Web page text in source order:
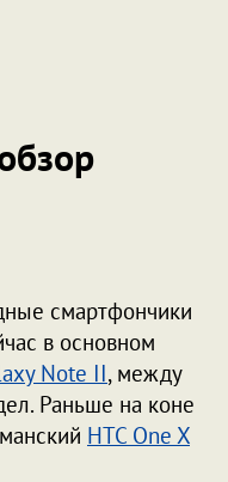
смартфончики
в основном
Note II, между
Раньше на коне
HTC One X